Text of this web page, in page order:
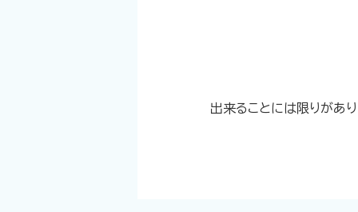
出来ることには限りがあ